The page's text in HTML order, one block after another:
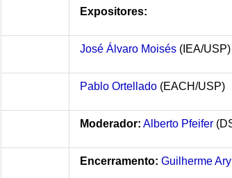
Expositores:
José Álvaro Moisés (IEA/USP)
Pablo Ortellado (EACH/USP)
Moderador: Alberto Pfeifer
Encerramento: Guilherme